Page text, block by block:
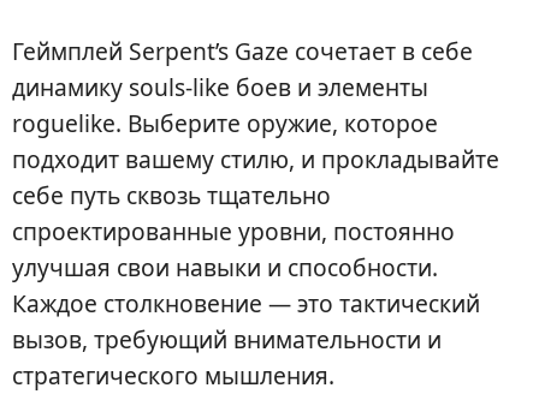
Геймплей Serpent’s Gaze сочетает в себе
динамику souls-like боев и элементы
roguelike. Выберите оружие, которое
подходит вашему стилю, и прокладывайте
себе путь сквозь тщательно
спроектированные уровни, постоянно
улучшая свои навыки и способности.
Каждое столкновение — это тактический
вызов, требующий внимательности и
стратегического мышления.